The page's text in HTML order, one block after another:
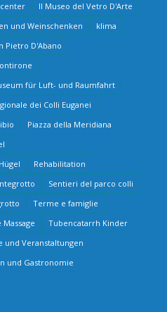
Il Museo del Vetro D'Arte
und Weinschenken
klima
Pietro D'Abano
für Luft- und Raumfahrt
dei Colli Euganei
Piazza della Meridiana
Rehabilitation
Sentieri del parco colli
Terme e famiglie
Tubencatarrh Kinder
und Veranstaltungen
und Gastronomie